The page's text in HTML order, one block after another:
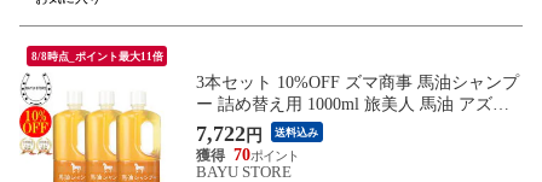
8/8時点_ポイント最大11倍
3本セット 10%OFF ズマ商事 馬油シャンプ
ー 詰め替え用 1000ml 旅美人 馬油 アズマ
商事 ばゆ ばーゆ シャンプー アズマ商事シ
ャンプー 詰替 旅美人馬油シャンプー 旅美
人シャンプー バーユ 馬油 アズマ商事馬油
7,722円 送料込み
70
BAYU STORE